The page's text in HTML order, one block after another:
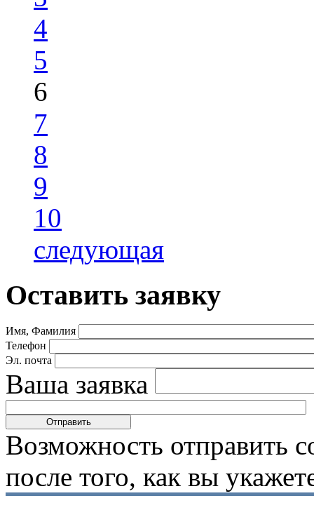
4
5
6
7
8
9
10
следующая
Оставить заявку
Имя, Фамилия
Телефон
Эл. почта
Ваша заявка
Возможность отправить
после того, как вы